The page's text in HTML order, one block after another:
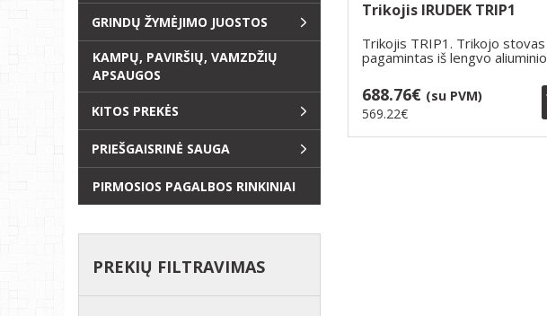
GRINDŲ ŽYMĖJIMO JUOSTOS
KAMPŲ, PAVIRŠIŲ, VAMZDŽIŲ
APSAUGOS
KITOS PREKĖS
PRIEŠGAISRINĖ SAUGA
PIRMOSIOS PAGALBOS RINKINIAI
PREKIŲ FILTRAVIMAS
Trikojis IRUDEK TRIP1
Trikojis TRIP1. Trikojo stovas
pagamintas iš lengvo aliuminio
lydinio,..
688.76€ (su PVM)
569.22€